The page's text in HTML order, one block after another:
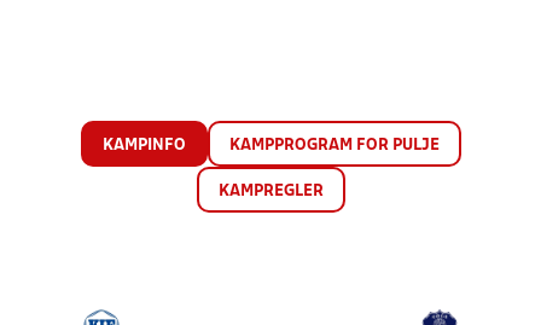
KAMPINFO KAMPPROGRAM FOR PULJE
KAMPREGLER